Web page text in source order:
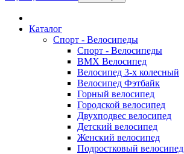
Каталог
Спорт - Велосипеды
Спорт - Велосипеды
BMX Велосипед
Велосипед 3-х колесный
Велосипед Фэтбайк
Горный велосипед
Городской велосипед
Двухподвес велосипед
Детский велосипед
Женский велосипед
Подростковый велосипед